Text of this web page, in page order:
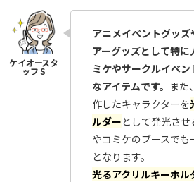
アニメイベントグッズ
アーグッズとして特に
ミケやサークルイベ
なアイテムです。 また
作したキャラクターを
ルダーとして発光さ
やコミケのブースでも
となります。
光るアクリルキーホル